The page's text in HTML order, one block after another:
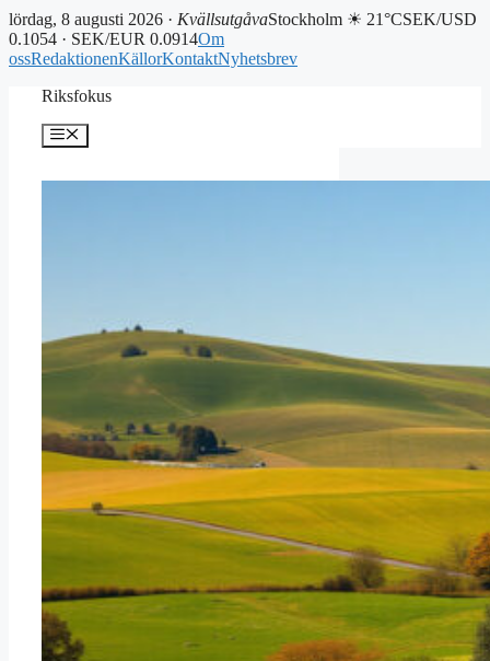
lördag, 8 augusti 2026 · KvällsutgåvaStockholm ☀ 21°CSEK/USD
0.1054 · SEK/EUR 0.0914Om
ossRedaktionenKällorKontaktNyhetsbrev
Riksfokus
Meny